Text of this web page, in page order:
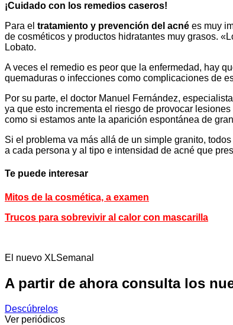
¡Cuidado con los remedios caseros!
Para el tratamiento y prevención del acné es muy
de cosméticos y productos hidratantes muy grasos.
Lobato.
A veces el remedio es peor que la enfermedad, hay
quemaduras o infecciones como complicaciones de
Por su parte, el doctor Manuel Fernández,
ya que esto incrementa el riesgo de provocar
como si estamos ante la aparición espontánea de
Si el problema va más allá de un simple granito,
a cada persona y al tipo e intensidad de acné que
Te puede interesar
Mitos de la cosmética, a examen
Trucos para sobrevivir al calor con mascarilla
El nuevo XLSemanal
A partir de ahora consulta los
Descúbrelos
Ver periódicos